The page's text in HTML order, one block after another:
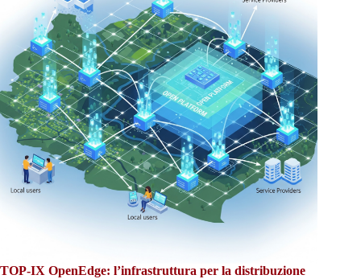
TOP-IX OpenEdge: l’infrastruttura per la distribuzione